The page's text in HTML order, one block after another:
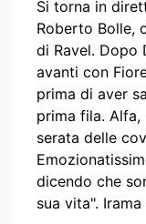
Si torna in
Roberto Bolle,
di Ravel. Dopo
avanti con
prima di aver
prima fila.
serata delle
dicendo che
sua vita".